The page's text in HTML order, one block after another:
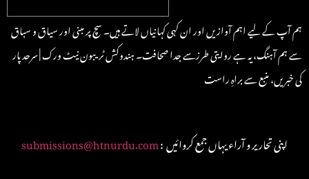
ہم آپ کے لیے اہم آوازیں اور ان کہی کہانیاں لاتے ہیں۔ سچ پر مبنی اور سیاق و سباق
سے ہم آہنگ، یہ ہے روایتی طرزسے جدا صحافت۔ ہندوکش ٹریبون نیٹ ورک | سرحد پار
کی خبریں، منبع سے براہِ راست
submissions@htnurdu.com : اپنی تحاریر و آراء یہاں جمع کروائیں